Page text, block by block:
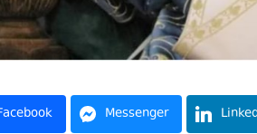
Messenger